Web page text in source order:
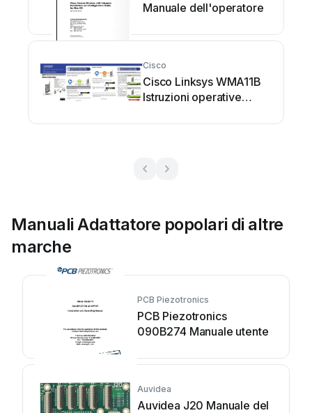
Manuale dell'operatore
Cisco
Cisco Linksys WMA11B
Istruzioni operative
Manuali Adattatore popolari di altre
marche
PCB Piezotronics
PCB Piezotronics
090B274 Manuale utente
Auvidea
Auvidea J20 Manuale del